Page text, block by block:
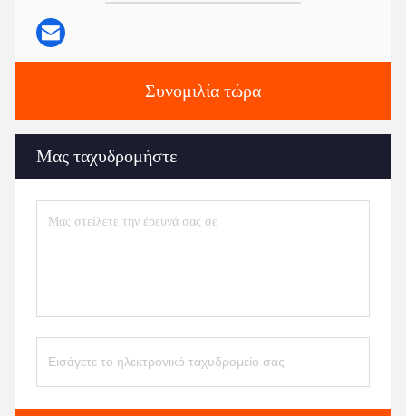
Συνομιλία τώρα
Μας ταχυδρομήστε